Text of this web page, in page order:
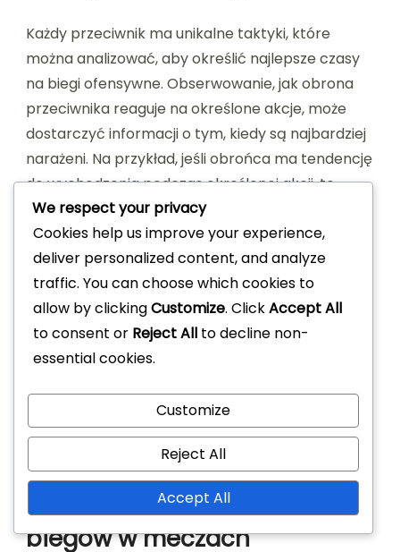
Każdy przeciwnik ma unikalne taktyki, które
można analizować, aby określić najlepsze czasy
na biegi ofensywne. Obserwowanie, jak obrona
przeciwnika reaguje na określone akcje, może
dostarczyć informacji o tym, kiedy są najbardziej
narażeni. Na przykład, jeśli obrońca ma tendencję
do wychodzenia podczas określonej akcji, to
może być idealny moment dla napastnika, aby
wykorzystać przestrzeń za nim.
Dostosowanie się do taktyki przeciwnika jest
kluczowe. Jeśli zespół gra z wysoką linią
defensywną, biegi powinny być timingowane, aby
zaskoczyć obrońców. Z kolei w przypadku
wymagać większej cierpliwości, czekając na
odpowiedni moment na przełamanie.
Studia przypadków
skutecznego timingowania
biegów w meczach
We respect your privacy
Cookies help us improve your experience,
deliver personalized content, and analyze
traffic. You can choose which cookies to
allow by clickingCustomize. ClickAccept All
to consent or Reject All to decline non-
essential cookies.
Customize
Reject All
Accept All